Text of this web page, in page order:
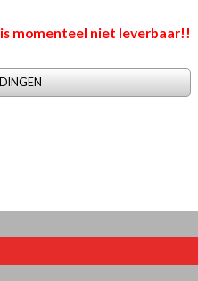
momenteel niet leverbaar!!